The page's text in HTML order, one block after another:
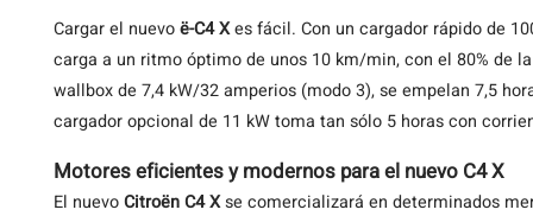
Cargar el nuevoë-C4 Xes fácil. Con un cargador rápido de
carga a un ritmo óptimo de unos 10 km/min, con el 80% de
wallbox de 7,4 kW/32 amperios (modo 3), se empelan 7,5
cargador opcional de 11 kW toma tan sólo 5 horas con
Motores eficientes y modernos para el nuevo C4 X
El nuevoCitroën C4 Xse comercializará en determinados